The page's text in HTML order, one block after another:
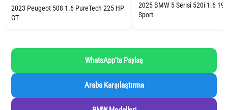
2023 Peugeot 508 1.6 PureTech 225 HP
GT
2025 BMW 5 Serisi 520i 1.6
Sport
WhatsApp'ta Paylaş
Araba Karşılaştırma